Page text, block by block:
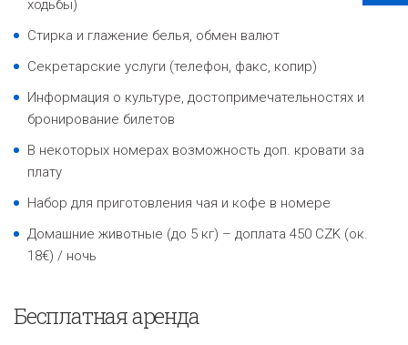
ходьбы)
Стирка и глажение белья, обмен валют
Секретарские услуги (телефон, факс, копир)
Информация о культуре, достопримечательностях и
бронирование билетов
В некоторых номерах возможность доп. кровати за
плату
Набор для приготовления чая и кофе в номере
Домашние животные (до 5 кг) – доплата 450 CZK (ок.
18€) / ночь
Бесплатная аренда